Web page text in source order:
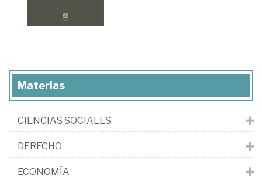
Materias
CIENCIAS SOCIALES
DERECHO
ECONOMÍA